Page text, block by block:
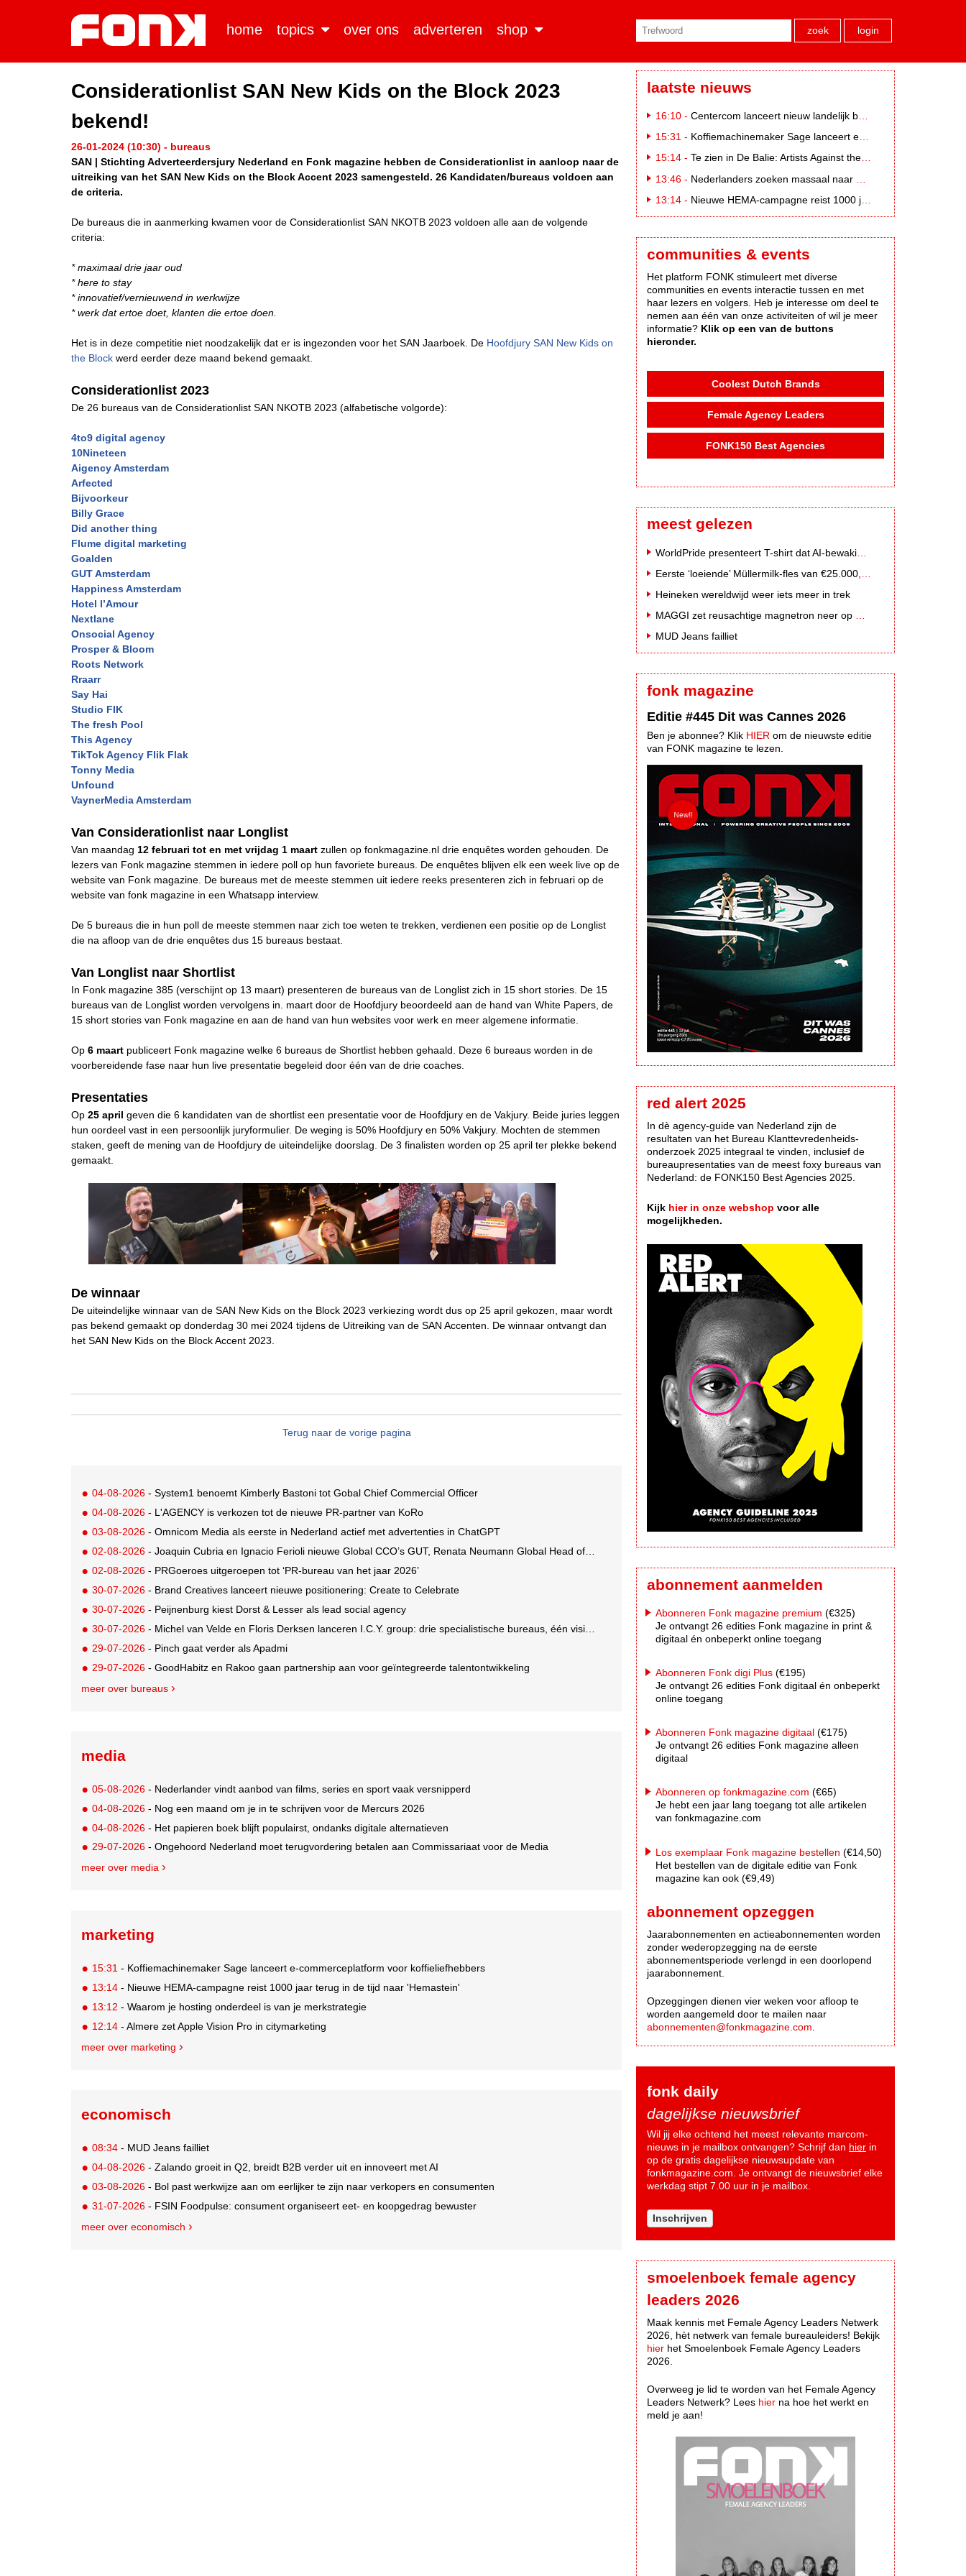
home topics over ons adverteren shop zoek login
Considerationlist SAN New Kids on the Block 2023
bekend!
26-01-2024 (10:30) - bureaus
SAN | Stichting Adverteerdersjury Nederland en Fonk magazine hebben de Considerationlist in aanloop naar de
uitreiking van het SAN New Kids on the Block Accent 2023 samengesteld. 26 Kandidaten/bureaus voldoen aan
de criteria.
De bureaus die in aanmerking kwamen voor de Considerationlist SAN NKOTB 2023 voldoen alle aan de volgende
criteria:
* maximaal drie jaar oud
* here to stay
* innovatief/vernieuwend in werkwijze
* werk dat ertoe doet, klanten die ertoe doen.
Het is in deze competitie niet noodzakelijk dat er is ingezonden voor het SAN Jaarboek. De Hoofdjury SAN New Kids on
the Block werd eerder deze maand bekend gemaakt.
Considerationlist 2023
De 26 bureaus van de Considerationlist SAN NKOTB 2023 (alfabetische volgorde):
4to9 digital agency
10Nineteen
Aigency Amsterdam
Arfected
Bijvoorkeur
Billy Grace
Did another thing
Flume digital marketing
Goalden
GUT Amsterdam
Happiness Amsterdam
Hotel l’Amour
Nextlane
Onsocial Agency
Prosper & Bloom
Roots Network
Rraarr
Say Hai
Studio FIK
The fresh Pool
This Agency
TikTok Agency Flik Flak
Tonny Media
Unfound
VaynerMedia Amsterdam
Van Considerationlist naar Longlist
Van maandag 12 februari tot en met vrijdag 1 maart zullen op fonkmagazine.nl drie enquêtes worden gehouden. De
lezers van Fonk magazine stemmen in iedere poll op hun favoriete bureaus. De enquêtes blijven elk een week live op de
website van Fonk magazine. De bureaus met de meeste stemmen uit iedere reeks presenteren zich in februari op de
website van fonk magazine in een Whatsapp interview.
De 5 bureaus die in hun poll de meeste stemmen naar zich toe weten te trekken, verdienen een positie op de Longlist
die na afloop van de drie enquêtes dus 15 bureaus bestaat.
Van Longlist naar Shortlist
In Fonk magazine 385 (verschijnt op 13 maart) presenteren de bureaus van de Longlist zich in 15 short stories. De 15
bureaus van de Longlist worden vervolgens in. maart door de Hoofdjury beoordeeld aan de hand van White Papers, de
15 short stories van Fonk magazine en aan de hand van hun websites voor werk en meer algemene informatie.
Op 6 maart publiceert Fonk magazine welke 6 bureaus de Shortlist hebben gehaald. Deze 6 bureaus worden in de
voorbereidende fase naar hun live presentatie begeleid door één van de drie coaches.
Presentaties
Op 25 april geven die 6 kandidaten van de shortlist een presentatie voor de Hoofdjury en de Vakjury. Beide juries leggen
hun oordeel vast in een persoonlijk juryformulier. De weging is 50% Hoofdjury en 50% Vakjury. Mochten de stemmen
staken, geeft de mening van de Hoofdjury de uiteindelijke doorslag. De 3 finalisten worden op 25 april ter plekke bekend
gemaakt.
De winnaar
De uiteindelijke winnaar van de SAN New Kids on the Block 2023 verkiezing wordt dus op 25 april gekozen, maar wordt
pas bekend gemaakt op donderdag 30 mei 2024 tijdens de Uitreiking van de SAN Accenten. De winnaar ontvangt dan
het SAN New Kids on the Block Accent 2023.
Terug naar de vorige pagina
04-08-2026 - System1 benoemt Kimberly Bastoni tot Gobal Chief Commercial Officer
04-08-2026 - L'AGENCY is verkozen tot de nieuwe PR-partner van KoRo
03-08-2026 - Omnicom Media als eerste in Nederland actief met advertenties in ChatGPT
02-08-2026 - Joaquin Cubria en Ignacio Ferioli nieuwe Global CCO’s GUT, Renata Neumann Global Head of Production
02-08-2026 - PRGoeroes uitgeroepen tot ‘PR-bureau van het jaar 2026’
30-07-2026 - Brand Creatives lanceert nieuwe positionering: Create to Celebrate
30-07-2026 - Peijnenburg kiest Dorst & Lesser als lead social agency
30-07-2026 - Michel van Velde en Floris Derksen lanceren I.C.Y. group: drie specialistische bureaus, één visie op groei
29-07-2026 - Pinch gaat verder als Apadmi
29-07-2026 - GoodHabitz en Rakoo gaan partnership aan voor geïntegreerde talentontwikkeling
meer over bureaus
media
05-08-2026 - Nederlander vindt aanbod van films, series en sport vaak versnipperd
04-08-2026 - Nog een maand om je in te schrijven voor de Mercurs 2026
04-08-2026 - Het papieren boek blijft populairst, ondanks digitale alternatieven
29-07-2026 - Ongehoord Nederland moet terugvordering betalen aan Commissariaat voor de Media
meer over media
marketing
15:31 - Koffiemachinemaker Sage lanceert e-commerceplatform voor koffieliefhebbers
13:14 - Nieuwe HEMA-campagne reist 1000 jaar terug in de tijd naar 'Hemastein'
13:12 - Waarom je hosting onderdeel is van je merkstrategie
12:14 - Almere zet Apple Vision Pro in citymarketing
meer over marketing
economisch
08:34 - MUD Jeans failliet
04-08-2026 - Zalando groeit in Q2, breidt B2B verder uit en innoveert met AI
03-08-2026 - Bol past werkwijze aan om eerlijker te zijn naar verkopers en consumenten
31-07-2026 - FSIN Foodpulse: consument organiseert eet- en koopgedrag bewuster
meer over economisch
laatste nieuws
16:10 - Centercom lanceert nieuw landelijk buitereclamenetwerk: City Cubes
15:31 - Koffiemachinemaker Sage lanceert e-commerceplatform voor koffieliefhebbers
15:14 - Te zien in De Balie: Artists Against the Kremlin III
13:46 - Nederlanders zoeken massaal naar eclipsbrillen op Marktplaats
13:14 - Nieuwe HEMA-campagne reist 1000 jaar terug in de tijd naar 'Hemastein'
communities & events
Het platform FONK stimuleert met diverse
communities en events interactie tussen en met
haar lezers en volgers. Heb je interesse om deel te
nemen aan één van onze activiteiten of wil je meer
informatie? Klik op een van de buttons
hieronder.
Coolest Dutch Brands
Female Agency Leaders
FONK150 Best Agencies
meest gelezen
Heineken wereldwijd weer iets meer in trek
MUD Jeans failliet
fonk magazine
Editie #445 Dit was Cannes 2026
Ben je abonnee? Klik HIER om de nieuwste editie
van FONK magazine te lezen.
red alert 2025
In dè agency-guide van Nederland zijn de
resultaten van het Bureau Klanttevredenheids-
onderzoek 2025 integraal te vinden, inclusief de
bureaupresentaties van de meest foxy bureaus van
Nederland: de FONK150 Best Agencies 2025.
Kijk hier in onze webshop voor alle
mogelijkheden.
abonnement aanmelden
Abonneren Fonk magazine premium (€325)
Je ontvangt 26 edities Fonk magazine in print &
digitaal én onbeperkt online toegang
Abonneren Fonk digi Plus (€195)
Je ontvangt 26 edities Fonk digitaal én onbeperkt
online toegang
Abonneren Fonk magazine digitaal (€175)
Je ontvangt 26 edities Fonk magazine alleen
digitaal
Abonneren op fonkmagazine.com (€65)
Je hebt een jaar lang toegang tot alle artikelen
van fonkmagazine.com
Los exemplaar Fonk magazine bestellen (€14,50)
Het bestellen van de digitale editie van Fonk
magazine kan ook (€9,49)
abonnement opzeggen
Jaarabonnementen en actieabonnementen worden
zonder wederopzegging na de eerste
abonnementsperiode verlengd in een doorlopend
jaarabonnement.
Opzeggingen dienen vier weken voor afloop te
worden aangemeld door te mailen naar
abonnementen@fonkmagazine.com
fonk daily
dagelijkse nieuwsbrief
Wil jij elke ochtend het meest relevante marcom-
nieuws in je mailbox ontvangen? Schrijf dan hier in
op de gratis dagelijkse nieuwsupdate van
fonkmagazine.com. Je ontvangt de nieuwsbrief elke
werkdag stipt 7.00 uur in je mailbox.
Inschrijven
smoelenboek female agency
leaders 2026
Maak kennis met Female Agency Leaders Netwerk
2026, hèt netwerk van female bureauleiders! Bekijk
hier het Smoelenboek Female Agency Leaders
2026.
Overweeg je lid te worden van het Female Agency
Leaders Netwerk? Lees hier na hoe het werkt en
meld je aan!